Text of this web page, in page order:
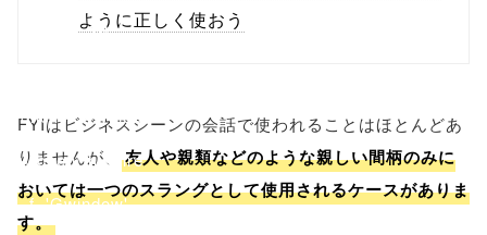
line10
onclick="windo
w.open(this.hre
f, 'Gwindow',
ように正しく使おう
FYIはビジネスシーンの会話で使われることはほとんどあ
りませんが、
友人や親類などのような親しい間柄のみに
おいては一つのスラングとして使用されるケースがありま
す。